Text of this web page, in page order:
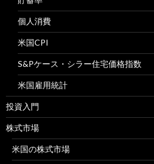
個人消費
米国CPI
S&Pケース・シラー住宅価格指数
米国雇用統計
投資入門
株式市場
米国の株式市場